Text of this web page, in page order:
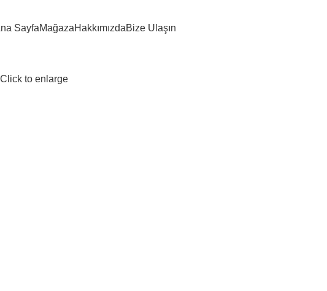
SayfaMağazaHakkımızdaBize Ulaşın
Click to enlarge